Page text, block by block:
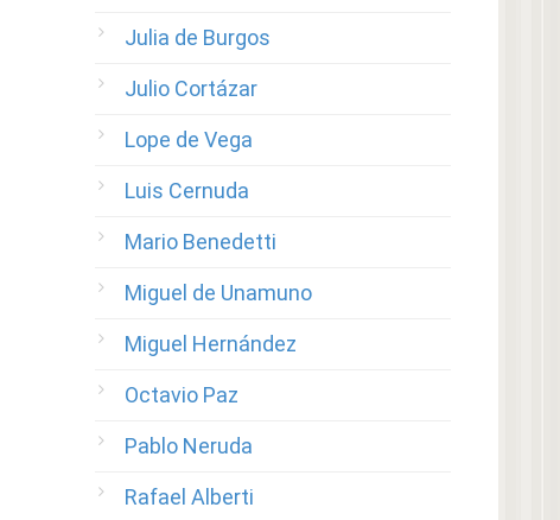
Julia de Burgos
Julio Cortázar
Lope de Vega
Luis Cernuda
Mario Benedetti
Miguel de Unamuno
Miguel Hernández
Octavio Paz
Pablo Neruda
Rafael Alberti